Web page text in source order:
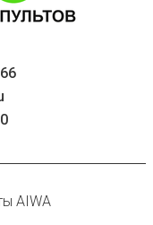
AIWA